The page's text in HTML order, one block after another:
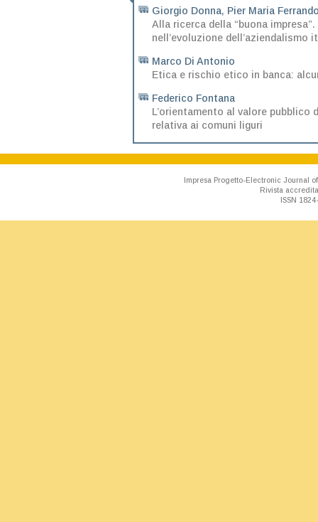
Giorgio Donna, Pier Maria
Alla ricerca della “buona
nell’evoluzione dell’aziendalismo
Marco Di Antonio
Etica e rischio etico in banca:
Federico Fontana
L’orientamento al valore
relativa ai comuni liguri
Impresa Progetto-Electronic Journal
Rivista
ISSN